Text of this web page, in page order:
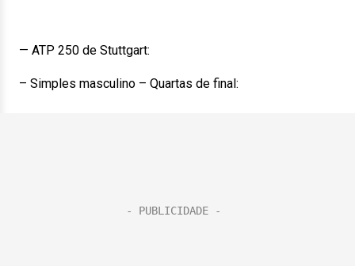
— ATP 250 de Stuttgart:
– Simples masculino – Quartas de final: